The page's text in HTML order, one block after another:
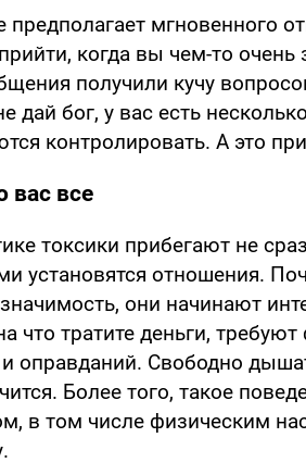
мгновенного
когда вы чем-то очень
получили кучу
дай бог, у вас есть
контролировать. А это
вас все
токсики прибегают не
установятся отношения.
они начинают
что тратите деньги,
оправданий. Свободно
Более того, такое
в том числе физическим